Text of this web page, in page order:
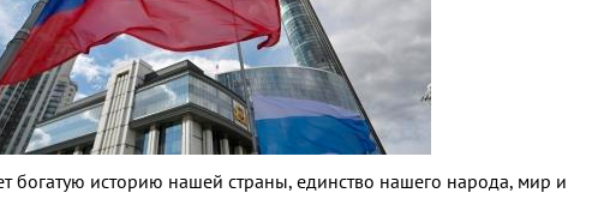
богатую историю нашей страны, единство нашего народа, мир и